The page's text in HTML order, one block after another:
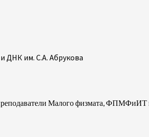
ДНК им. С.А. Абрукова
преподаватели Малого физмата,